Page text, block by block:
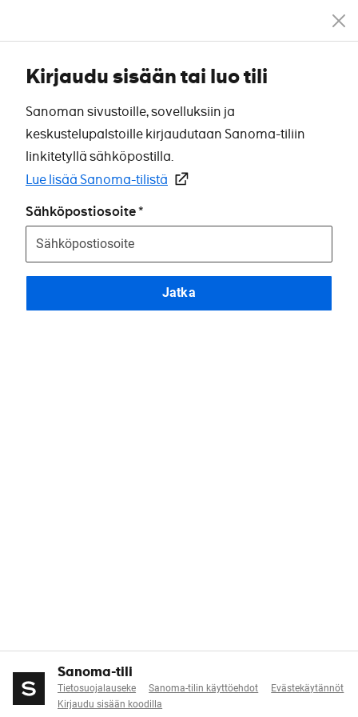
Kirjaudu sisään tai luo tili
Sanoman sivustoille, sovelluksiin ja
keskustelupalstoille kirjaudutaan Sanoma-tiliin
linkitetyllä sähköpostilla.
Lue lisää Sanoma-tilistä
Sähköpostiosoite
Jatka
Sanoma-tili
Tietosuojalauseke Sanoma-tilin käyttöehdot
Evästekäytännöt
Kirjaudu sisään koodilla